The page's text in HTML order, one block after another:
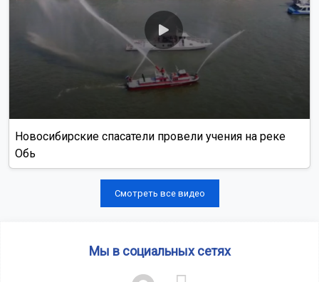
Новосибирские спасатели провели учения на реке
Обь
Смотреть все видео
Мы в социальных сетях